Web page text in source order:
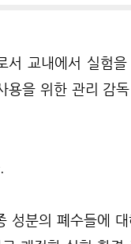
교내에서 실험
을 위한 관리 감
성분의 폐수들에